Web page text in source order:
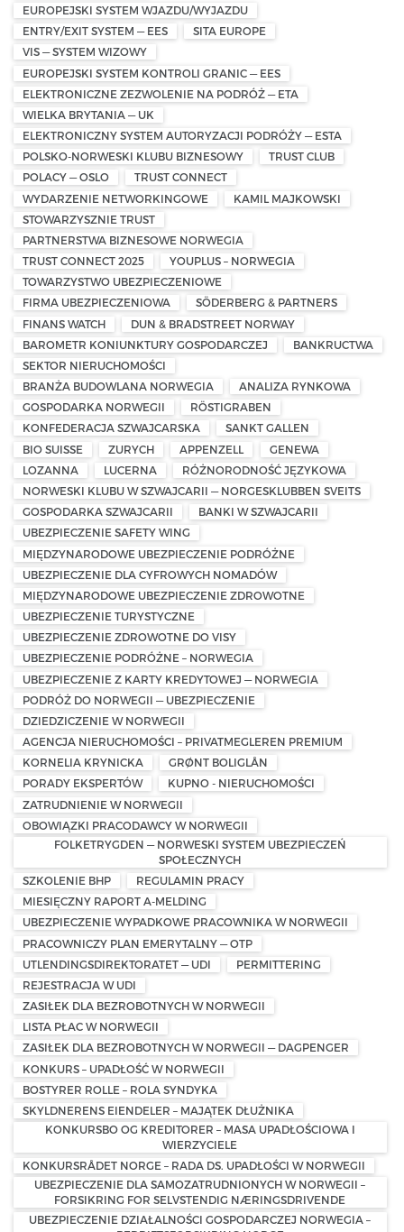
EUROPEJSKI SYSTEM WJAZDU/WYJAZDU
ENTRY/EXIT SYSTEM — EES
SITA EUROPE
VIS — SYSTEM WIZOWY
EUROPEJSKI SYSTEM KONTROLI GRANIC — EES
ELEKTRONICZNE ZEZWOLENIE NA PODRÓŻ — ETA
WIELKA BRYTANIA — UK
ELEKTRONICZNY SYSTEM AUTORYZACJI PODRÓŻY — ESTA
POLSKO-NORWESKI KLUBU BIZNESOWY
TRUST CLUB
POLACY — OSLO
TRUST CONNECT
WYDARZENIE NETWORKINGOWE
KAMIL MAJKOWSKI
STOWARZYSZNIE TRUST
PARTNERSTWA BIZNESOWE NORWEGIA
TRUST CONNECT 2025
YOUPLUS – NORWEGIA
TOWARZYSTWO UBEZPIECZENIOWE
FIRMA UBEZPIECZENIOWA
SÖDERBERG & PARTNERS
FINANS WATCH
DUN & BRADSTREET NORWAY
BAROMETR KONIUNKTURY GOSPODARCZEJ
BANKRUCTWA
SEKTOR NIERUCHOMOŚCI
BRANŻA BUDOWLANA NORWEGIA
ANALIZA RYNKOWA
GOSPODARKA NORWEGII
RÖSTIGRABEN
KONFEDERACJA SZWAJCARSKA
SANKT GALLEN
BIO SUISSE
ZURYCH APPENZELL
GENEWA
LOZANNA
LUCERNA
RÓŻNORODNOŚĆ JĘZYKOWA
NORWESKI KLUBU W SZWAJCARII — NORGESKLUBBEN SVEITS
GOSPODARKA SZWAJCARII
BANKI W SZWAJCARII
UBEZPIECZENIE SAFETY WING
MIĘDZYNARODOWE UBEZPIECZENIE PODRÓŻNE
UBEZPIECZENIE DLA CYFROWYCH NOMADÓW
MIĘDZYNARODOWE UBEZPIECZENIE ZDROWOTNE
UBEZPIECZENIE TURYSTYCZNE
UBEZPIECZENIE ZDROWOTNE DO VISY
UBEZPIECZENIE PODRÓŻNE – NORWEGIA
UBEZPIECZENIE Z KARTY KREDYTOWEJ — NORWEGIA
PODRÓŻ DO NORWEGII — UBEZPIECZENIE
DZIEDZICZENIE W NORWEGII
AGENCJA NIERUCHOMOŚCI – PRIVATMEGLEREN PREMIUM
KORNELIA KRYNICKA
GRØNT BOLIGLÅN
PORADY EKSPERTÓW
KUPNO - NIERUCHOMOŚCI
ZATRUDNIENIE W NORWEGII
OBOWIĄZKI PRACODAWCY W NORWEGII
FOLKETRYGDEN — NORWESKI SYSTEM UBEZPIECZEŃ
SPOŁECZNYCH
SZKOLENIE BHP
REGULAMIN PRACY
MIESIĘCZNY RAPORT A-MELDING
UBEZPIECZENIE WYPADKOWE PRACOWNIKA W NORWEGII
PRACOWNICZY PLAN EMERYTALNY — OTP
UTLENDINGSDIREKTORATET — UDI
PERMITTERING
REJESTRACJA W UDI
ZASIŁEK DLA BEZROBOTNYCH W NORWEGII
LISTA PŁAC W NORWEGII
ZASIŁEK DLA BEZROBOTNYCH W NORWEGII — DAGPENGER
KONKURS – UPADŁOŚĆ W NORWEGII
BOSTYRER ROLLE – ROLA SYNDYKA
SKYLDNERENS EIENDELER – MAJĄTEK DŁUŻNIKA
KONKURSBO OG KREDITORER – MASA UPADŁOŚCIOWA I
WIERZYCIELE
KONKURSRÅDET NORGE – RADA DS. UPADŁOŚCI W NORWEGII
UBEZPIECZENIE DLA SAMOZATRUDNIONYCH W NORWEGII –
FORSIKRING FOR SELVSTENDIG NÆRINGSDRIVENDE
UBEZPIECZENIE DZIAŁALNOŚCI GOSPODARCZEJ NORWEGIA –